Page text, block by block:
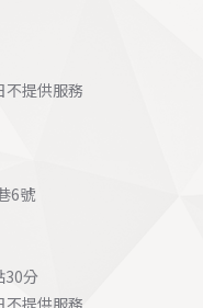
不提供服務
6號
30分
不提供服務